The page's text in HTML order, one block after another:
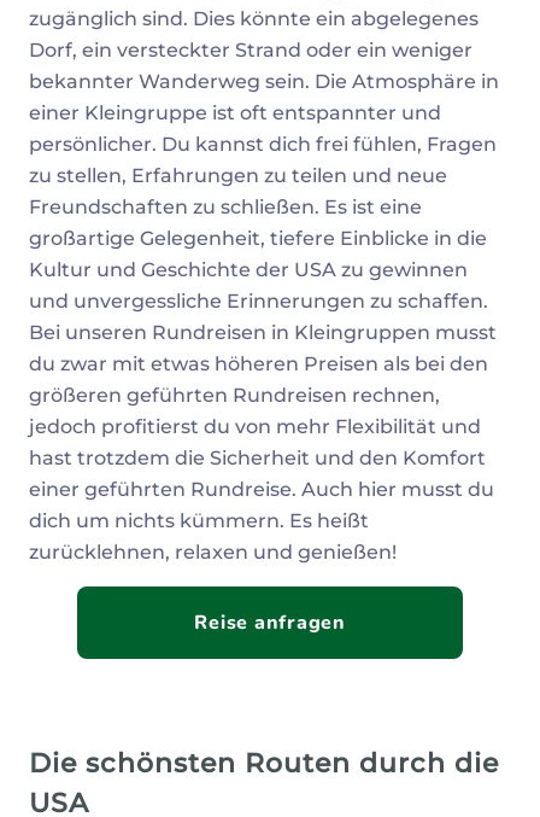
zugänglich sind. Dies könnte ein abgelegenes
Dorf, ein versteckter Strand oder ein weniger
bekannter Wanderweg sein. Die Atmosphäre in
einer Kleingruppe ist oft entspannter und
persönlicher. Du kannst dich frei fühlen, Fragen
zu stellen, Erfahrungen zu teilen und neue
Freundschaften zu schließen. Es ist eine
großartige Gelegenheit, tiefere Einblicke in die
Kultur und Geschichte der USA zu gewinnen
und unvergessliche Erinnerungen zu schaffen.
Bei unseren Rundreisen in Kleingruppen musst
du zwar mit etwas höheren Preisen als bei den
größeren geführten Rundreisen rechnen,
jedoch profitierst du von mehr Flexibilität und
hast trotzdem die Sicherheit und den Komfort
einer geführten Rundreise. Auch hier musst du
dich um nichts kümmern. Es heißt
zurücklehnen, relaxen und genießen!
Reise anfragen
Die schönsten Routen durch die
USA